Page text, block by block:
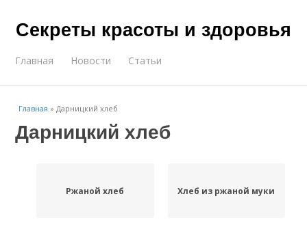
Секреты красоты и здоровья
Главная Новости Статьи
Главная »Дарницкий хлеб
Дарницкий хлеб
Ржаной хлеб Хлеб из ржаной муки